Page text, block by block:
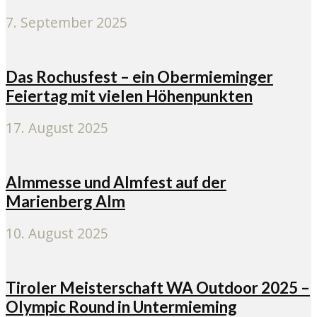
7. September 2025
Das Rochusfest – ein Obermieminger
Feiertag mit vielen Höhenpunkten
17. August 2025
Almmesse und Almfest auf der
Marienberg Alm
10. August 2025
Tiroler Meisterschaft WA Outdoor 2025 –
Olympic Round in Untermieming